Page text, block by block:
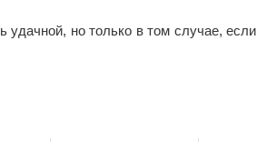
удачной, но только в том случае, если